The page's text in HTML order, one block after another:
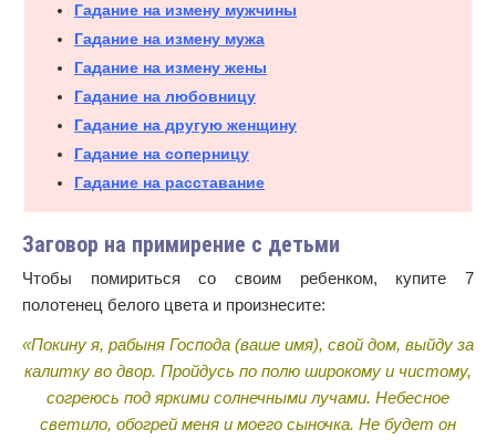
Гадание на измену мужчины
Гадание на измену мужа
Гадание на измену жены
Гадание на любовницу
Гадание на другую женщину
Гадание на соперницу
Гадание на расставание
Заговор на примирение с детьми
Чтобы помириться со своим ребенком, купите 7
полотенец белого цвета и произнесите:
«Покину я, рабыня Господа (ваше имя), свой дом, выйду за
калитку во двор. Пройдусь по полю широкому и чистому,
согреюсь под яркими солнечными лучами. Небесное
светило, обогрей меня и моего сыночка. Не будет он